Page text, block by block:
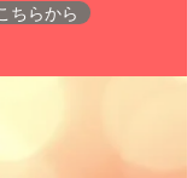
ちらから